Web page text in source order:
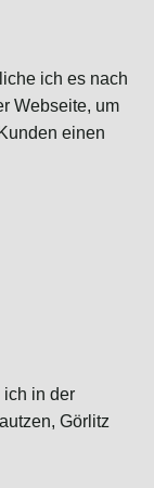
ich es nach
Webseite, um
einen
ich in der
Görlitz